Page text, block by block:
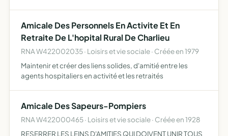
Amicale Des Personnels En Activite Et En
Retraite De L'hopital Rural De Charlieu
RNA W422002035 · Loisirs et vie sociale · Créée en 1979
Maintenir et créer des liens solides, d'amitié entre les
agents hospitaliers en activité et les retraités
Amicale Des Sapeurs-Pompiers
RNA W422000465 · Loisirs et vie sociale · Créée en 1928
RESERRER LES LEINS D'AMITIES QUI DOIVENT UNIR TOUS